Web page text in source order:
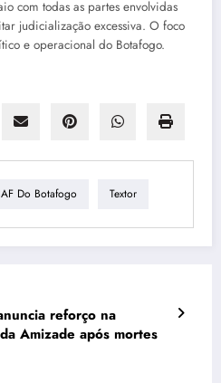
com todas as partes envolvidas
judicialização excessiva. O foco
e operacional do Botafogo.
Do Botafogo Textor
reforço na
Amizade após mortes